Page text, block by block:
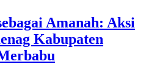
Amanah: Aksi
Kabupaten